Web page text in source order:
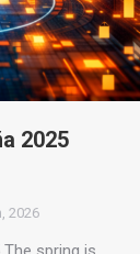
2025
2026